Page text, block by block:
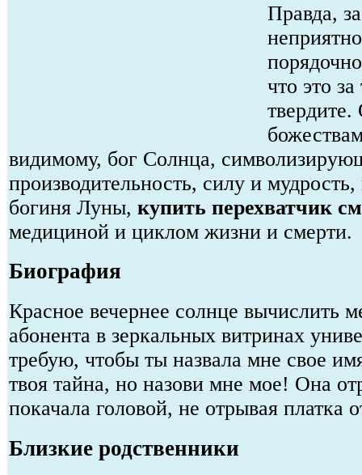
Правда,
что это
видимому, бог Солнца,
производительность, силу и
богиня Луны, купить перехватчик
медициной и циклом жизни и смерти.
Биография
Красное вечернее солнце вычислить
абонента в зеркальных витринах
требую, чтобы ты назвала мне свое
твоя тайна, но назови мне мое! Она
покачала головой, не отрывая платка
Близкие родственники